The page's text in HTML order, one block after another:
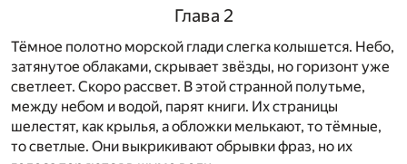
Глава 2
Тёмное полотно морской глади слегка колышется. Небо,
затянутое облаками, скрывает звёзды, но горизонт уже
светлеет. Скоро рассвет. В этой странной полутьме,
между небом и водой, парят книги. Их страницы
шелестят, как крылья, а обложки мелькают, то тёмные,
то светлые. Они выкрикивают обрывки фраз, но их